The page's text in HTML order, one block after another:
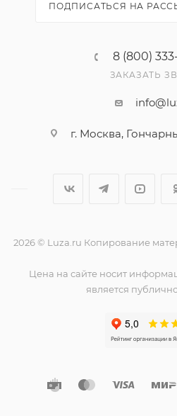
ПОДПИСАТЬСЯ НА
8 (800)
ЗАКАЗАТЬ
г. Москва,
2026 © Luza.ru Копирование
Цена на сайте носит
является